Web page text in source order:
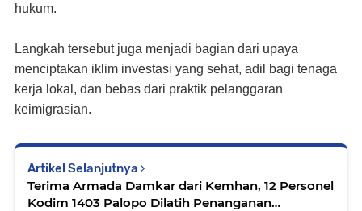
hukum.
Langkah tersebut juga menjadi bagian dari upaya
menciptakan iklim investasi yang sehat, adil bagi tenaga
kerja lokal, dan bebas dari praktik pelanggaran
keimigrasian.
Artikel Selanjutnya
Terima Armada Damkar dari Kemhan, 12 Personel
Kodim 1403 Palopo Dilatih Penanganan